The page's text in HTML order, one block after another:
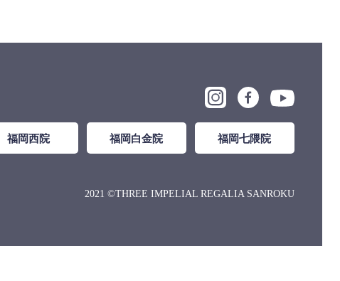
福岡西院 福岡白金院 福岡七隈院
2021 ©THREE IMPELIAL REGALIA SANROKU